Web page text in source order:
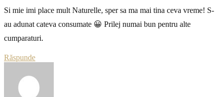
Si mie imi place mult Naturelle, sper sa ma mai tina ceva vreme! S-
au adunat cateva consumate 😀 Prilej numai bun pentru alte
cumparaturi.
Răspunde